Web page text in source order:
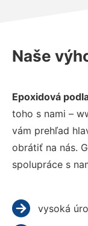
Naše
Epoxidová
toho s nami –
vám prehľad
obrátiť na nás.
spolupráce s
vysoká